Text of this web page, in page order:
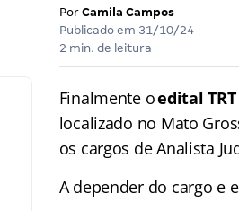
Por Camila Campos
Publicado em 31/10/24
2 min. de leitura
Finalmente oedital TRT
localizado no Mato
os cargos de Analista
A depender do cargo e